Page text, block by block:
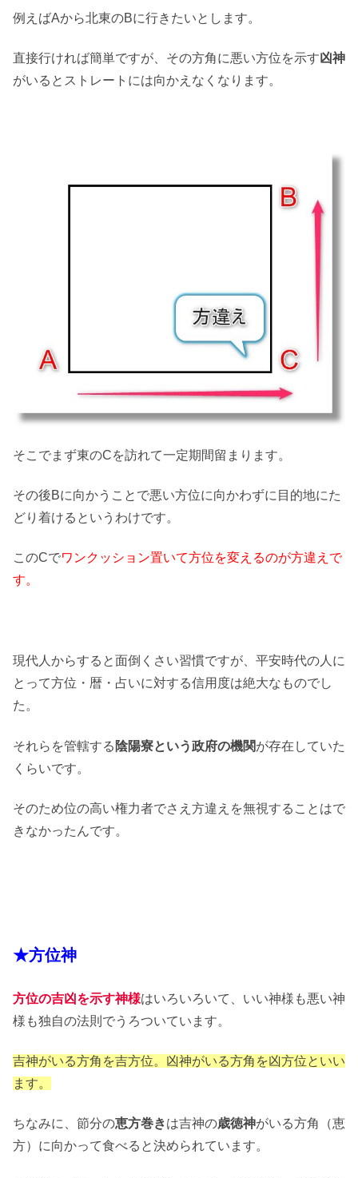
例えばAから北東のBに行きたいとします。
直接行ければ簡単ですが、その方角に悪い方位を示す凶神
がいるとストレートには向かえなくなります。
そこでまず東のCを訪れて一定期間留まります。
その後Bに向かうことで悪い方位に向かわずに目的地にた
どり着けるというわけです。
このCでワンクッション置いて方位を変えるのが方違えで
す。
現代人からすると面倒くさい習慣ですが、平安時代の人に
とって方位・暦・占いに対する信用度は絶大なものでし
た。
それらを管轄する 陰陽寮という政府の機関が存在していた
くらいです。
そのため位の高い権力者でさえ方違えを無視することはで
きなかったんです。
★方位神
方位の吉凶を示す神様はいろいろいて、いい神様も悪い神
様も独自の法則でうろついています。
吉神がいる方角を吉方位。凶神がいる方角を凶方位といい
ます。
ちなみに、節分の恵方巻きは吉神の歳徳神がいる方角（恵
方）に向かって食べると決められています。